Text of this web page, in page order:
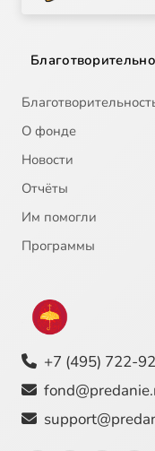
О фонде
Новости
Отчёты
Им помогли
Программы
+7 (495) 722-